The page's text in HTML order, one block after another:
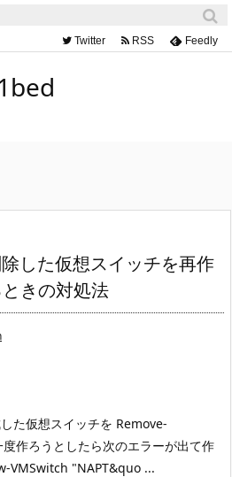
Twitter RSS Feedly
除した仮想スイッチを再作
きの対処法
た仮想スイッチを Remove-
作ろうとしたら次のエラーが出て作
VMSwitch "NAPT&quo ...